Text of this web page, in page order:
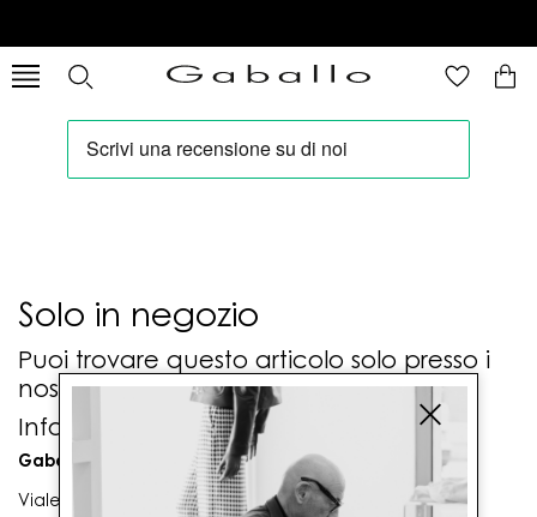
Solo in negozio
Puoi trovare questo articolo solo presso i
nostri punti vendita:
Info contatti
Gaballo Mario srl
Viale G. Matteotti n. 23 00053 Civitavecchia (RM)